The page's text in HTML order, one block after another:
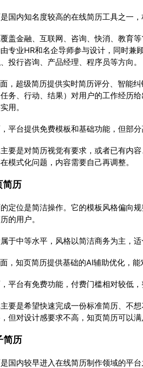
国内知名度较高的在线简历工具之一
盖金融、互联网、咨询、快消、教育
专业HR和名企导师参与设计，同时兼
投行咨询、产品经理、程序员等方向。
，超级简历提供实时简历评分、智能
任务、行动、结果）对用户的工作经历
用。
平台提供免费模板和基础功能，但部
要是对简历视觉有要求，或者已有内
模式化问题，内容需要自己再调整。
简历
定位是简洁操作。它的模板风格偏向
的用户。
于中等水平，风格以简洁商务为主，
，知页简历提供基础的AI辅助优化，
平台有免费功能，付费门槛相对较低
要是希望快速完成一份标准简历、不
但对设计感要求不高，知页简历可以
简历
国内较早进入在线简历制作领域的平